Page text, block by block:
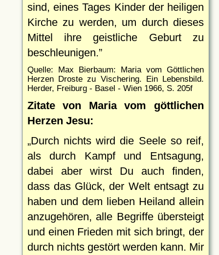
sind, eines Tages Kinder der heiligen
Kirche zu werden, um durch dieses
Mittel ihre geistliche Geburt zu
beschleunigen.
Quelle: Max Bierbaum: Maria vom Göttlichen
Herzen Droste zu Vischering. Ein Lebensbild.
Herder, Freiburg - Basel - Wien 1966, S. 205f
Zitate von Maria vom göttlichen
Herzen Jesu:
Durch nichts wird die Seele so reif,
als durch Kampf und Entsagung,
dabei aber wirst Du auch finden,
dass das Glück, der Welt entsagt zu
haben und dem lieben Heiland allein
anzugehören, alle Begriffe übersteigt
und einen Frieden mit sich bringt, der
durch nichts gestört werden kann. Mir